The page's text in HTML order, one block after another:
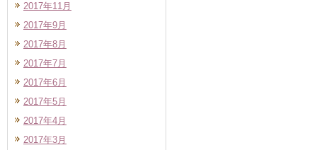
2017年11月
2017年9月
2017年8月
2017年7月
2017年6月
2017年5月
2017年4月
2017年3月